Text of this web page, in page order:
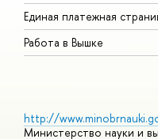
Единая платежная
Работа в Вышке
http://
Министерство науки и